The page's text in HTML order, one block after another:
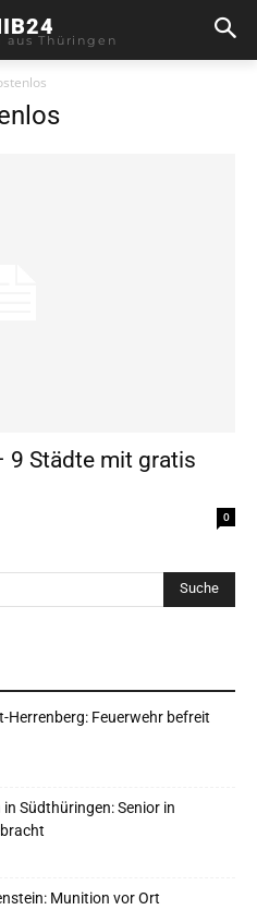
aus Thüringen
9 Städte mit gratis
0
Herrenberg: Feuerwehr befreit
Südthüringen: Senior in
Munition vor Ort